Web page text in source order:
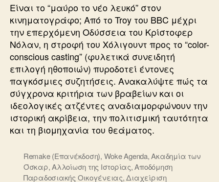
ΛΕΥΚΟ
Είναι το “μαύρο το νέο λευκό” στον
κινηματογράφο; Από το Troy του BBC μέχρι
την επερχόμενη Οδύσσεια του Κρίστοφερ
Νόλαν, η στροφή του Χόλιγουντ προς το “color-
conscious casting” (φυλετικά συνειδητή
επιλογή ηθοποιών) πυροδοτεί έντονες
παγκόσμιες συζητήσεις. Ανακαλύψτε πώς τα
σύγχρονα κριτήρια των βραβείων και οι
ιδεολογικές ατζέντες αναδιαμορφώνουν την
ιστορική ακρίβεια, την πολιτισμική ταυτότητα
και τη βιομηχανία του θεάματος.
Remake (Επανέκδοση), Woke Agenda,Ακαδημία των
Όσκαρ,Αλλοίωση της Ιστορίας,Αποδόμηση
Παραδοσιακής Οικογένειας,Διαχείριση